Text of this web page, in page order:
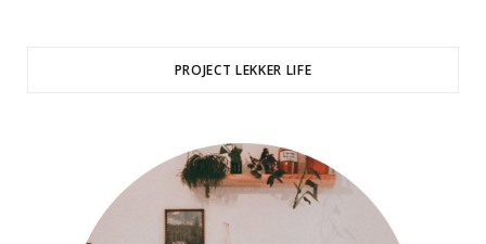
PROJECT LEKKER LIFE